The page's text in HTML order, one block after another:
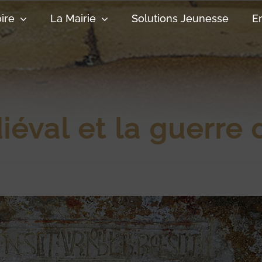
La Mairie Solutions Jeunesse
et la guerre